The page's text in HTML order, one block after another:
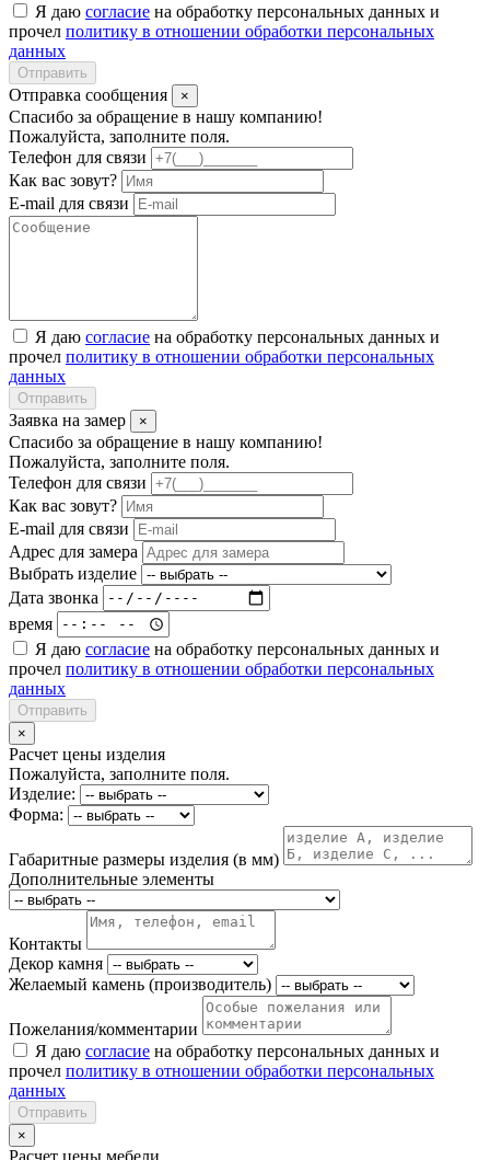
Я даю согласие на обработку персональных данных и
прочел политику в отношении обработки персональных
данных
Отправить
Отправка сообщения ×
Спасибо за обращение в нашу компанию!
Пожалуйста, заполните поля.
Телефон для связи
Как вас зовут?
E-mail для связи
Я даю согласие на обработку персональных данных и
прочел политику в отношении обработки персональных
данных
Отправить
Заявка на замер ×
Спасибо за обращение в нашу компанию!
Пожалуйста, заполните поля.
Телефон для связи
Как вас зовут?
E-mail для связи
Адрес для замера
Выбрать изделие
Дата звонка
время
Я даю согласие на обработку персональных данных и
прочел политику в отношении обработки персональных
данных
Отправить
×
Расчет цены изделия
Пожалуйста, заполните поля.
Изделие:
Форма:
Габаритные размеры изделия (в мм)
Дополнительные элементы
Контакты
Декор камня
Желаемый камень (производитель)
Пожелания/комментарии
Я даю согласие на обработку персональных данных и
прочел политику в отношении обработки персональных
данных
Отправить
×
Расчет цены мебели